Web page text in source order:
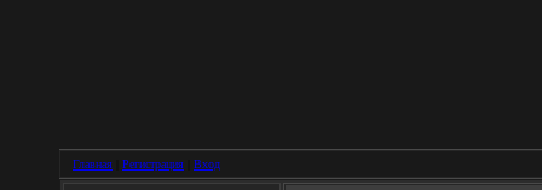
Главная Регистрация Вход